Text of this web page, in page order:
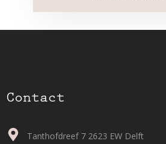
Contact
Tanthofdreef 7 2623 EW Delft